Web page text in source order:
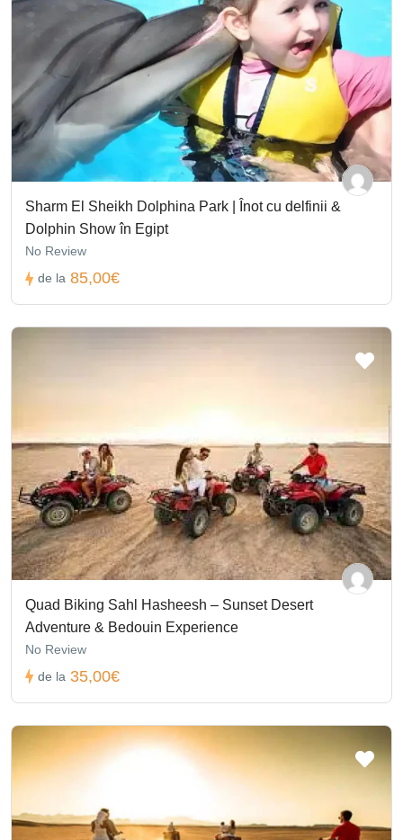
Sharm El Sheikh Dolphina Park | Înot cu delfinii &
Dolphin Show în Egipt
No Review
de la 85,00€
Quad Biking Sahl Hasheesh – Sunset Desert
Adventure & Bedouin Experience
No Review
de la 35,00€